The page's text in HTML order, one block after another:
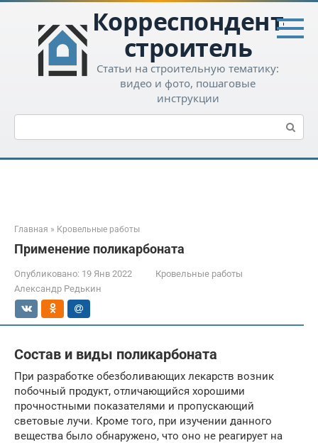
Перейти
контенту
Корреспондент-
строитель
Статьи на строительную тематику:
видео и фото, пошаговые
инструкции
Поиск:
Главная » Кровельные работы
Применение поликарбоната
Опубликовано: 19 Янв 2022
Кровельные работы
Александр Редькин
Состав и виды поликарбоната
При разработке обезболивающих лекарств возник
побочный продукт, отличающийся хорошими
прочностными показателями и пропускающий
световые лучи. Кроме того, при изучении данного
вещества было обнаружено, что оно не реагирует на